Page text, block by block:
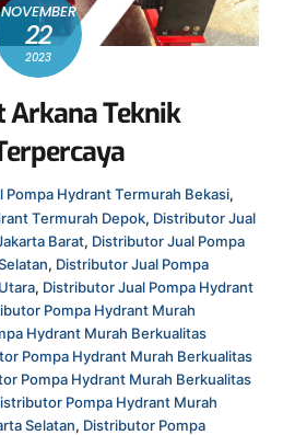
NOVEMBER
22
2023
Arkana Teknik
Pompa Hydrant Termurah Bekasi,
Termurah Depok, Distributor Jual
Barat, Distributor Jual Pompa
, Distributor Jual Pompa
, Distributor Jual Pompa Hydrant
Pompa Hydrant Murah
Hydrant Murah Berkualitas
Pompa Hydrant Murah Berkualitas
Pompa Hydrant Murah Berkualitas
Pompa Hydrant Murah
Selatan, Distributor Pompa